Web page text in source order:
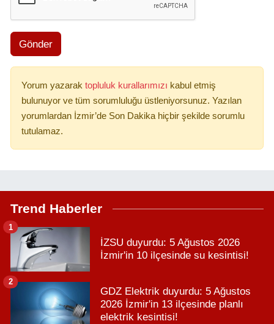
Gönder
Yorum yazarak topluluk kurallarımızı kabul etmiş
bulunuyor ve tüm sorumluluğu üstleniyorsunuz. Yazılan
yorumlardan İzmir’de Son Dakika hiçbir şekilde sorumlu
tutulamaz.
Trend Haberler
İZSU duyurdu: 5 Ağustos 2026
İzmir'in 10 ilçesinde su kesintisi!
1
GDZ Elektrik duyurdu: 5 Ağustos
2026 İzmir'in 13 ilçesinde planlı
elektrik kesintisi!
2